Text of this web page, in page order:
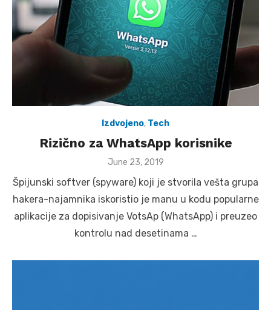
Izdvojeno, Tech
Rizično za WhatsApp korisnike
Posted
June 23, 2019
Špijunski softver (spyware) koji je stvorila vešta grupa
hakera-najamnika iskoristio je manu u kodu popularne
aplikacije za dopisivanje VotsAp (WhatsApp) i preuzeo
kontrolu nad desetinama …